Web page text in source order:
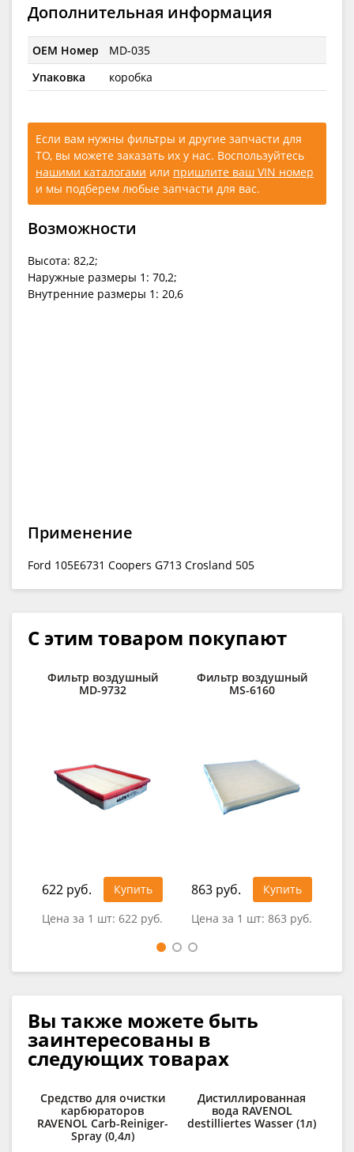
Дополнительная информация
OEM Номер
MD-035
Упаковка
коробка
Если вам нужны фильтры и другие запчасти для
ТО, вы можете заказать их у нас. Воспользуйтесь
нашими каталогами или пришлите ваш VIN номер
и мы подберем любые запчасти для вас.
Возможности
Высота: 82,2;
Наружные размеры 1: 70,2;
Внутренние размеры 1: 20,6
Применение
Ford 105E6731 Coopers G713 Crosland 505
С этим товаром покупают
Фильтр воздушный
MD-9732
622 руб.
Купить
Цена за 1 шт: 622 руб.
Фильтр воздушный
MS-6160
863 руб.
Купить
Цена за 1 шт: 863 руб.
Вы также можете быть
заинтересованы в
следующих товарах
Средство для очистки
карбюраторов
RAVENOL Carb-Reiniger-
Spray (0,4л)
Дистиллированная
вода RAVENOL
destilliertes Wasser (1л)